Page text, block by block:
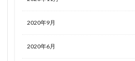
2020年9月
2020年6月